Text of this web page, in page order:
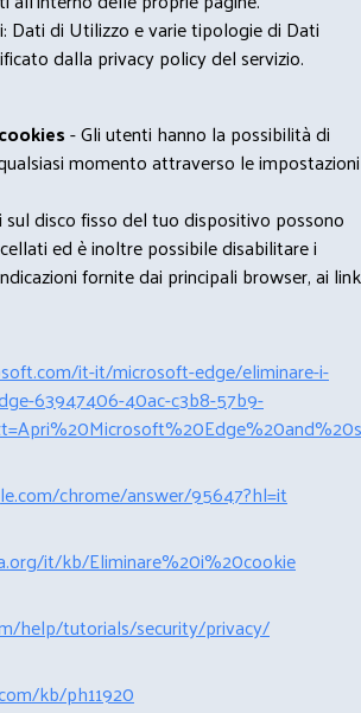
Dati di Utilizzo e varie tipologie di Dati
dalla privacy policy del servizio.
- Gli utenti hanno la possibilità di
momento attraverso le impostazioni
disco fisso del tuo dispositivo possono
ed è inoltre possibile disabilitare i
fornite dai principali browser, ai link
it-it/microsoft-edge/eliminare-i-
63947406-40ac-c3b8-57b9-
chrome/answer/95647?hl=it
it/kb/Eliminare%20i%20cookie
help/tutorials/security/privacy/
kb/ph11920